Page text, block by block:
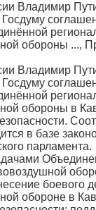
Владимир
обороны ...,
Владимир
обороны в
в базе
парламента.
боевого
обороне в